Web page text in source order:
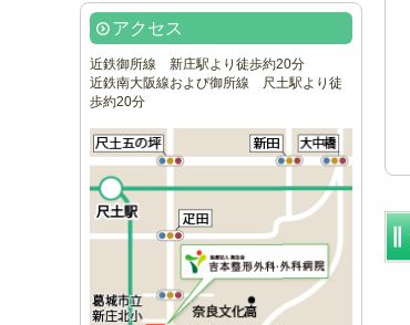
アクセス
近鉄御所線 新庄駅より徒歩約20分
近鉄南大阪線および御所線 尺土駅より徒
歩約20分